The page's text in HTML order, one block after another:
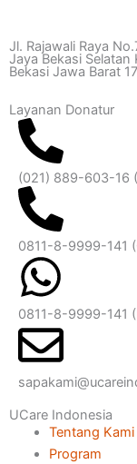
Jl. Rajawali Raya
Jaya Bekasi Selatan
Bekasi Jawa Barat
Layanan Donatur
(021) 889-603-16
0811-8-9999-141
0811-8-9999-141
UCare Indonesia
Tentang Kami
Program